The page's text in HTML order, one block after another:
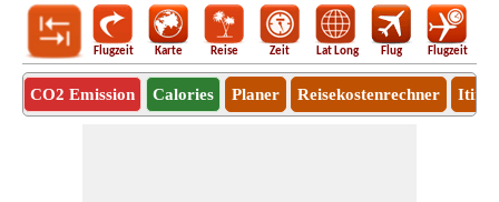
Flugzeit Karte Reise Zeit Lat Long Flug Flugzeit
CO2 Emission Calories Planer Reisekostenrechner